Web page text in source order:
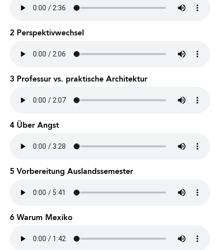
2 Perspektivwechsel
3 Professur vs. praktische Architektur
4 Über Angst
5 Vorbereitung Auslandssemester
6 Warum Mexiko